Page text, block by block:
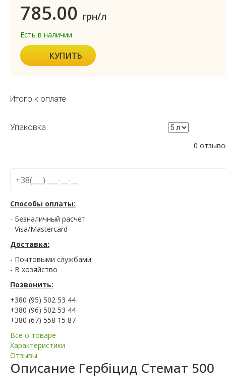
785.00 грн/л
Есть в наличии
КУПИТЬ
Итого к оплате
Упаковка
0
Способы оплаты:
- Безналичный расчет
- Visa/Mastercard
Доставка:
- Почтовыми службами
- В хозяйство
Позвонить:
+380 (95) 502 53 44
+380 (96) 502 53 44
+380 (67) 558 15 87
Все о товаре
Характеристики
Отзывы
Описание Гербіцид Стемат 500